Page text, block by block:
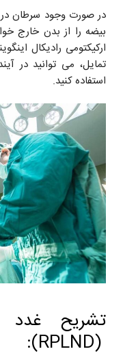
در صورت وجود سرطان در
بیضه را از بدن خارج
ارکیکتومی رادیکال
تمایل، می توانید در
استفاده کنید.
تشریح غدد
(RPLND):